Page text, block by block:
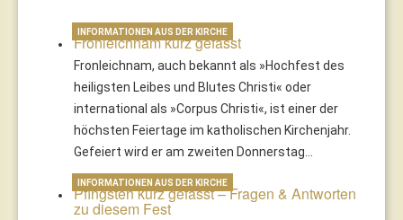
Fronleichnam kurz gefasst
Fronleichnam, auch bekannt als »Hochfest des
heiligsten Leibes und Blutes Christi« oder
international als »Corpus Christi«, ist einer der
höchsten Feiertage im katholischen Kirchenjahr.
Gefeiert wird er am zweiten Donnerstag…
INFORMATIONEN AUS DER KIRCHE
Pfingsten kurz gefasst – Fragen & Antworten
zu diesem Fest
INFORMATIONEN AUS DER KIRCHE